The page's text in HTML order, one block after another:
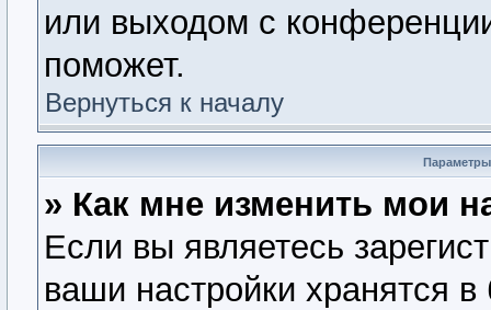
или выходом с
поможет.
Вернуться к началу
Параметры
» Как мне изменить мои
Если вы являетесь
ваши настройки хранятся